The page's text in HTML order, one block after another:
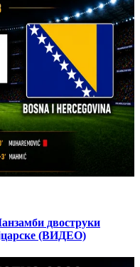
двоструки
(ВИДЕО)